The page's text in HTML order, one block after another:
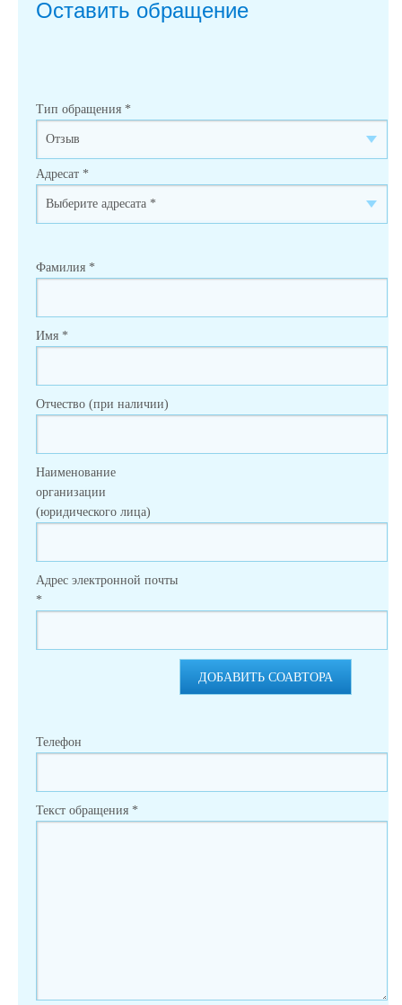
Оставить обращение
Тип обращения *
Адресат *
Фамилия *
Имя *
Отчество (при наличии)
Наименование
организации
(юридического лица)
Адрес электронной почты
*
ДОБАВИТЬ СОАВТОРА
Телефон
Текст обращения *